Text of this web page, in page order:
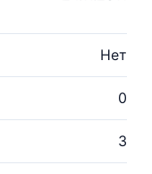
Нет
0
3